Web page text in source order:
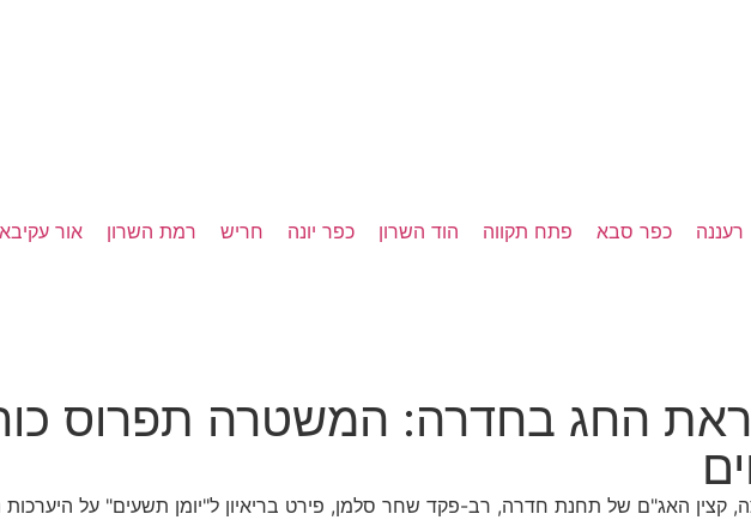
רעננה כפר סבא פתח תקווה הוד השרון כפר יונה חריש רמת השרון אור עקיבא
החג בחדרה: המשטרה תפרוס
קצין האג"ם של תחנת חדרה, רב-פקד שחר סלמן, פירט בריאיון ל"יומן תשעים" על